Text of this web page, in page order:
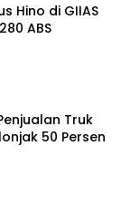
Hino di GIIAS
ABS
Truk
50 Persen